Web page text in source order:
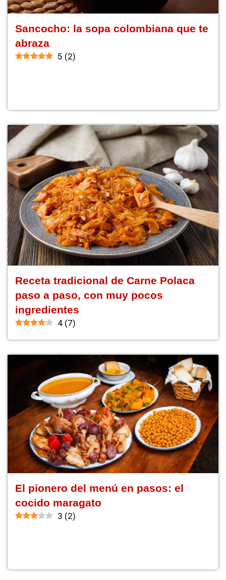
Sancocho: la sopa colombiana que te
abraza
5 (2)
Receta tradicional de Carne Polaca
paso a paso, con muy pocos
ingredientes
4 (7)
El pionero del menú en pasos: el
cocido maragato
3 (2)